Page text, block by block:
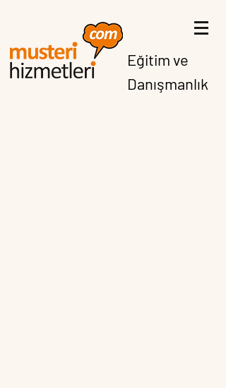
Eğitim ve
Danışmanlık